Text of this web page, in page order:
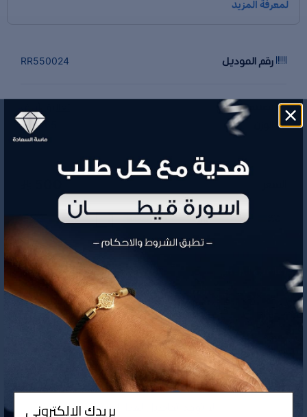
رقم الموديل RR550024
تصنيف المنتج
0.65 جم
تفاصيل المنتج
لا توجد تفاصيل لهذا المنتج ادخال